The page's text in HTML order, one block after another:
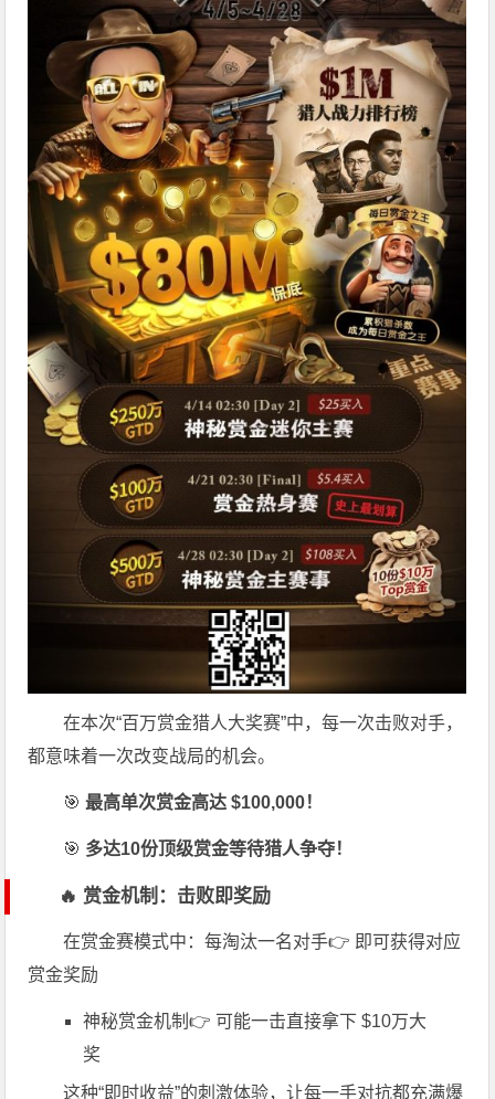
在本次“百万赏金猎人大奖赛”中，每一次击败对手，
都意味着一次改变战局的机会。
🎯最高单次赏金高达 $100,000！
🎯 多达10份顶级赏金等待猎人争夺！
🔥 赏金机制：击败即奖励
在赏金赛模式中：每淘汰一名对手👉 即可获得对应
赏金奖励
神秘赏金机制👉 可能一击直接拿下 $10万大
奖
这种“即时收益”的刺激体验，让每一手对抗都充满爆